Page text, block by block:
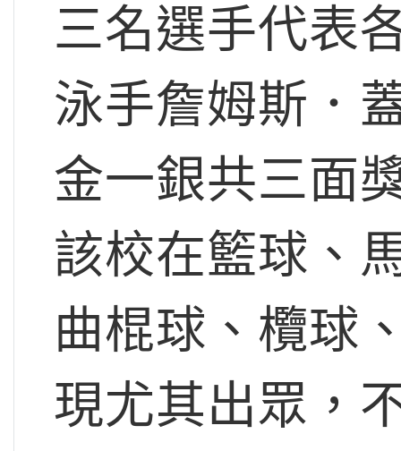
三名選手代表
泳手詹姆斯．
金一銀共三面
該校在籃球、
曲棍球、欖球
現尤其出眾，